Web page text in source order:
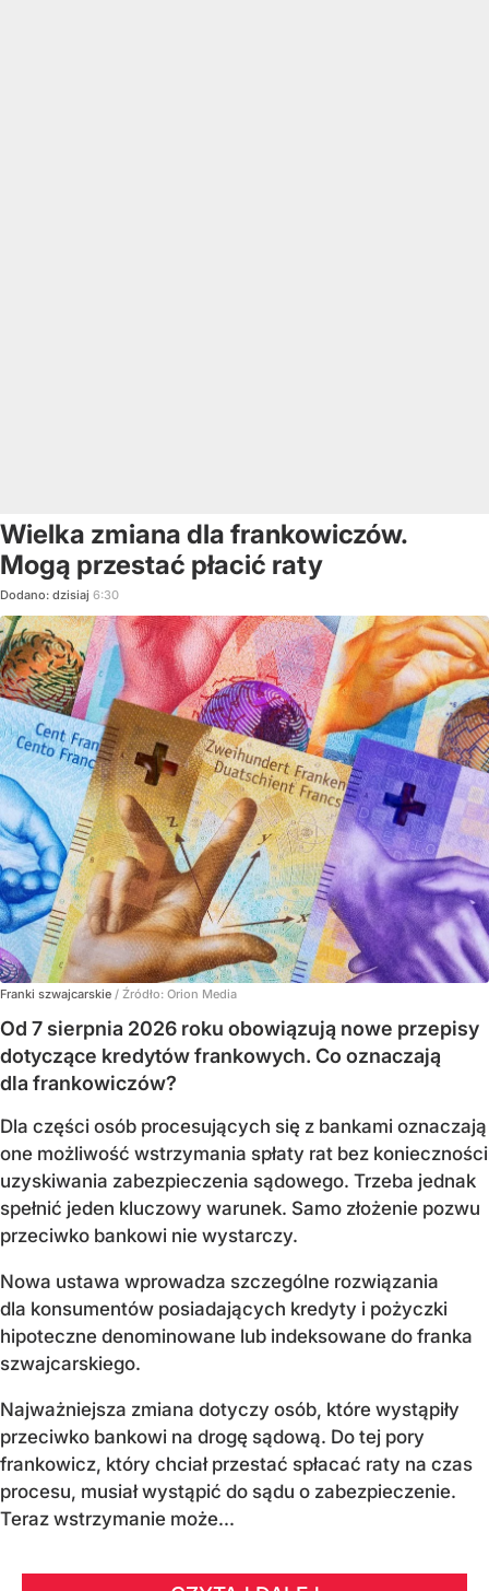
Wielka zmiana dla frankowiczów.
Mogą przestać płacić raty
Dodano: dzisiaj 6:30
Franki szwajcarskie / Źródło: Orion Media
Od 7 sierpnia 2026 roku obowiązują nowe przepisy
dotyczące kredytów frankowych. Co oznaczają
dla frankowiczów?
Dla części osób procesujących się z bankami oznaczają
one możliwość wstrzymania spłaty rat bez konieczności
uzyskiwania zabezpieczenia sądowego. Trzeba jednak
spełnić jeden kluczowy warunek. Samo złożenie pozwu
przeciwko bankowi nie wystarczy.
Nowa ustawa wprowadza szczególne rozwiązania
dla konsumentów posiadających kredyty i pożyczki
hipoteczne denominowane lub indeksowane do franka
szwajcarskiego.
Najważniejsza zmiana dotyczy osób, które wystąpiły
przeciwko bankowi na drogę sądową. Do tej pory
frankowicz, który chciał przestać spłacać raty na czas
procesu, musiał wystąpić do sądu o zabezpieczenie.
Teraz wstrzymanie może...